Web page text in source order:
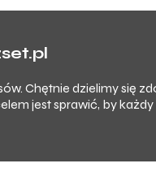
Chętnie dzielimy się
jest sprawić, by